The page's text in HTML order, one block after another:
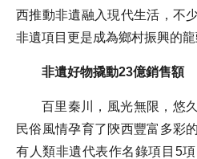
西推動非遺融入現代生活，不
非遺項目更是成為鄉村振興的龍
非遺好物撬動23億銷售額
百里秦川，風光無限，悠
民俗風情孕育了陝西豐富多彩
有人類非遺代表作名錄項目5